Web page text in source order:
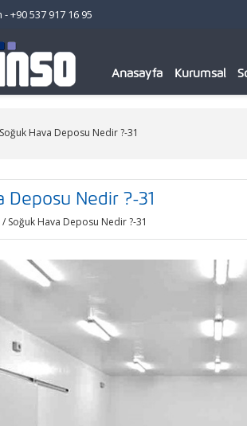
-+90 537 917 16 95
Anasayfa Kurumsal
Hava Deposu Nedir ?-31
Deposu Nedir ?-31
/ Soğuk Hava Deposu Nedir ?-31